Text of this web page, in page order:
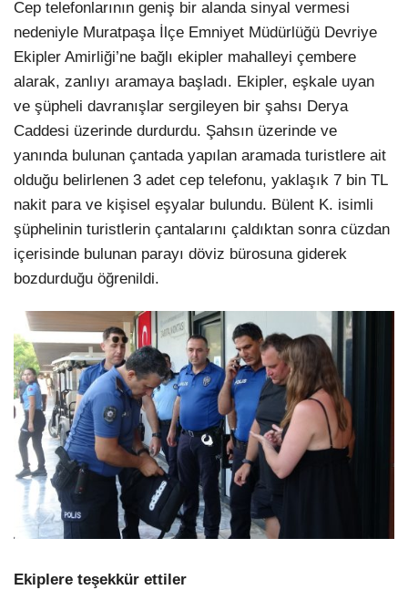
Cep telefonlarının geniş bir alanda sinyal vermesi
nedeniyle Muratpaşa İlçe Emniyet Müdürlüğü Devriye
Ekipler Amirliği’ne bağlı ekipler mahalleyi çembere
alarak, zanlıyı aramaya başladı. Ekipler, eşkale uyan
ve şüpheli davranışlar sergileyen bir şahsı Derya
Caddesi üzerinde durdurdu. Şahsın üzerinde ve
yanında bulunan çantada yapılan aramada turistlere ait
olduğu belirlenen 3 adet cep telefonu, yaklaşık 7 bin TL
nakit para ve kişisel eşyalar bulundu. Bülent K. isimli
şüphelinin turistlerin çantalarını çaldıktan sonra cüzdan
içerisinde bulunan parayı döviz bürosuna giderek
bozdurduğu öğrenildi.
Ekiplere teşekkür ettiler